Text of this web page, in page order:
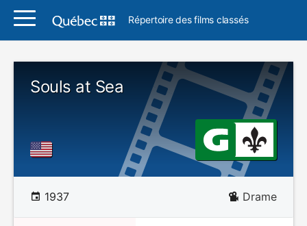
Répertoire des films classés
Souls at Sea
1937 Drame